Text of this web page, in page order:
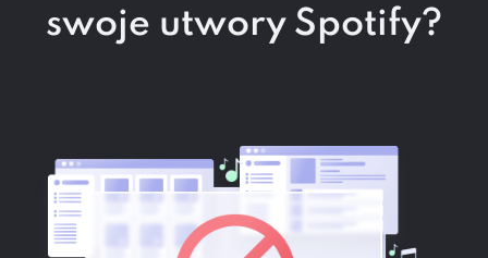
swoje utwory Spotify?